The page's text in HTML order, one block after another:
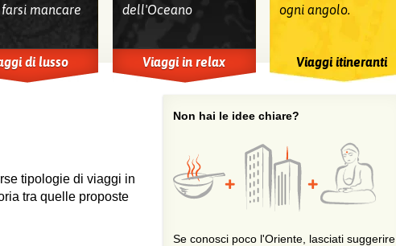
mancare
di lusso
dell'Oceano
Viaggi in relax
ogni angolo.
Viaggi itineranti
tipologie di viaggi in
tra quelle proposte
Non hai le idee chiare?
Se conosci poco l'Oriente, lasciati suggerire